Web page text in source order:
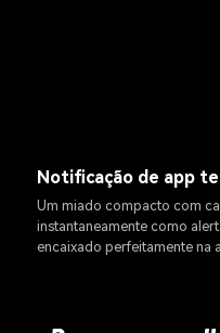
Notificação de app
Um miado compacto com
instantaneamente como
encaixado perfeitamente na